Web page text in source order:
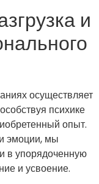
и
осуществляет
психике
опыт.
эмоции, мы
в упорядоченную
и усвоение.